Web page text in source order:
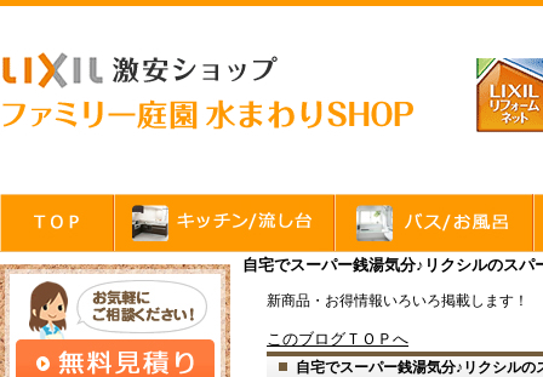
自宅でスーパー銭湯気分♪リクシルのス
新商品・お得情報いろいろ掲載します！
このブログＴＯＰへ
自宅でスーパー銭湯気分♪リクシルの